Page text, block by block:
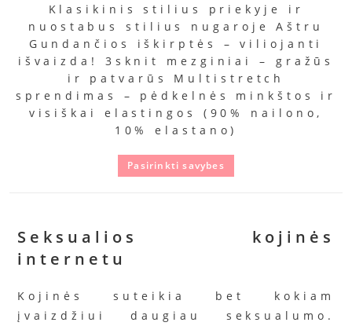
Klasikinis stilius priekyje ir
nuostabus stilius nugaroje Aštru
Gundančios iškirptės – viliojanti
išvaizda! 3sknit mezginiai – gražūs
ir patvarūs Multistretch
sprendimas – pėdkelnės minkštos ir
visiškai elastingos (90% nailono,
10% elastano)
Pasirinkti savybes
Seksualios kojinės
internetu
Kojinės suteikia bet kokiam
įvaizdžiui daugiau seksualumo.